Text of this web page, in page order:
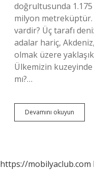
doğrultusunda
milyon
vardir? Üç tarafı
adalar hariç,
olmak üzere
Ülkemizin kuzeyinde
mı?…
Devamını okuyun
Kuzey
https://mobilyaclub.com